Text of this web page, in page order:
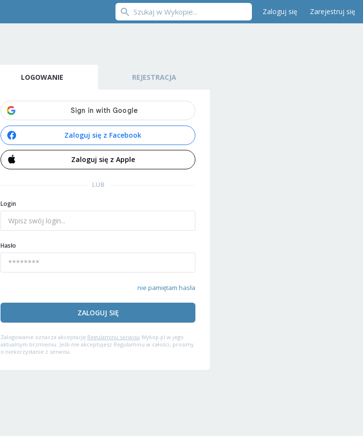
Zaloguj się Zarejestruj się
LOGOWANIE REJESTRACJA
Zaloguj się z Facebook
Zaloguj się z Apple
LUB
Login
Hasło
nie pamiętam hasła
ZALOGUJ SIĘ
Zalogowanie oznacza akceptację Regulaminu serwisu Wykop.pl w jego
aktualnym brzmieniu. Jeśli nie akceptujesz Regulaminu w całości, prosimy
o niekorzystanie z serwisu.